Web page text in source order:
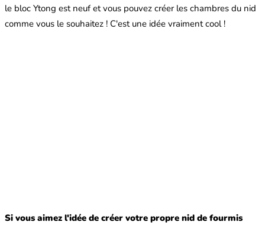
le bloc Ytong est neuf et vous pouvez créer les chambres du nid
comme vous le souhaitez ! C'est une idée vraiment cool !
Si vous aimez l'idée de créer votre propre nid de fourmis